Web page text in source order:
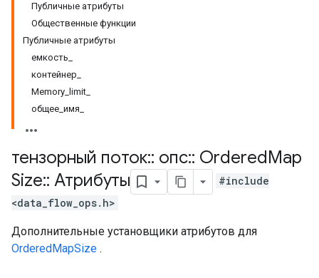
Публичные атрибуты
Общественные функции
Публичные атрибуты
емкость_
контейнер_
Memory_limit_
общее_имя_
тензорный поток:: опс:: OrderedMap
Size:: Атрибуты
#include
<data_flow_ops.h>
Дополнительные установщики атрибутов для
OrderedMapSize .